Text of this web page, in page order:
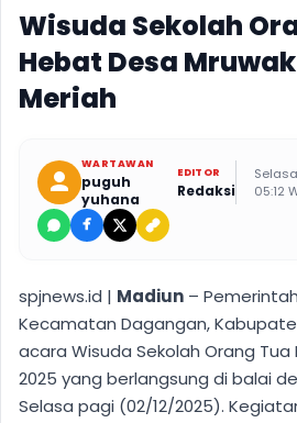
Wisuda Sekolah
Hebat Desa
Meriah
WARTAWAN
puguh
yuhana
EDITOR
Redaksi
05:12
spjnews.id | Madiun –
Kecamatan Dagangan,
acara Wisuda Sekolah Orang Tua
2025 yang berlangsung di balai
Selasa pagi (02/12/2025).